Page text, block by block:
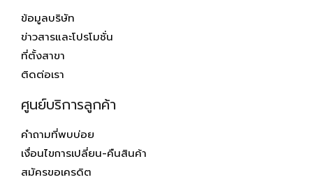
ข้อมูลบริษัท
ข่าวสารและโปรโมชั่น
ที่ตั้งสาขา
ติดต่อเรา
ศูนย์บริการลูกค้า
คำถามที่พบบ่อย
เงื่อนไขการเปลี่ยน-คืนสินค้า
สมัครขอเครดิต